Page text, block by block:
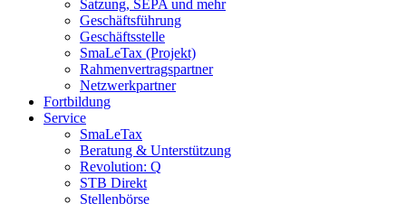
Satzung, SEPA und mehr
Geschäftsführung
Geschäftsstelle
SmaLeTax (Projekt)
Rahmenvertragspartner
Netzwerkpartner
Fortbildung
Service
SmaLeTax
Beratung & Unterstützung
Revolution: Q
STB Direkt
Stellenbörse